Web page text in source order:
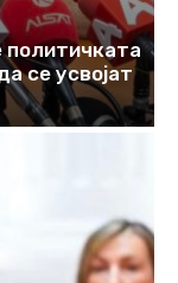
политичката
се усвојат